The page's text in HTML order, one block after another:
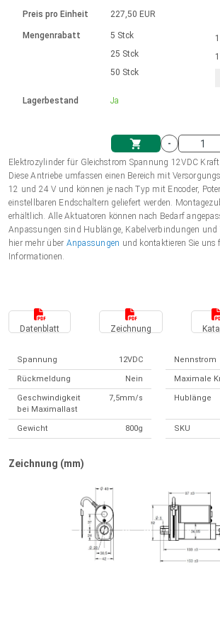
Einheitssystem
Einkaufswagen
Hubmagnete
230 - 50 Hz | 110 - 60 Hz
Drehzahlregelung für die AIS-Serie
Bürstenlose Gleichstrommotoren
mit Planetengetriebe und
Ø 28-42| 1-1400 rpm | <= 290Ncm
Bürstenlose DC Motor Controller
Gleichstrommotoren mit
Schneckengetriebe und Bürsten
Ø43-124mm | 31-425rpm | ≤ 41Nm
Treiber für Gleichstrommotoren mit
Synchron-Asynchron | für 1-4 Elektrozylinder
Synchron-Asynchron | für 1-4 Elektrozylinder
Français (EUR)
Polski (EUR)
Norsk (NOK)
Suomi (EUR)
Preis pro Einheit
Mengenrabatt
Lagerbestand
227,50 EUR
5 Stck
25 Stck
50 Stck
Ja
-
Elektrozylinder für Gleichstrom Spannung 12VDC
Diese Antriebe umfassen einen Bereich mit
12 und 24 V und können je nach Typ mit Encoder,
einstellbaren Endschaltern geliefert werden.
erhältlich. Alle Aktuatoren können nach Bedarf
Anpassungen sind Hublänge, Kabelverbindungen und
hier mehr über Anpassungen und kontaktieren Sie uns
Informationen.
Datenblatt Zeichnung
Spannung 12VDC Nennstrom
Rückmeldung Nein Maximale
Geschwindigkeit
bei Maximallast
7,5mm/s Hublänge
Gewicht 800g SKU
Zeichnung (mm)